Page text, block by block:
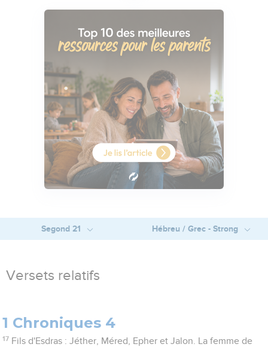
Segond 21 Hébreu / Grec - Strong
Versets relatifs
1 Chroniques 4
17 Fils d'Esdras : Jéther, Méred, Epher et Jalon. La femme de